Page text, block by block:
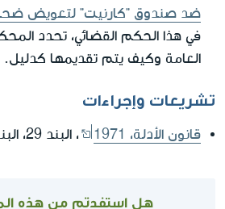
ضد صندوق "كارنيت" لتعويض
في هذا الحكم القضائي، تحدد
العامة وكيف يتم تقديمها كدليل.
تشريعات وإجراءات
قانون الأدلة، 1971 ، البند 29، البنود 32-34
هل استفدتم من هذه